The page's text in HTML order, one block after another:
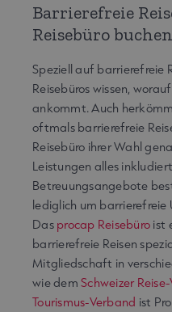
Barrierefreie
Reisebüro buchen
Speziell auf barrierefreie
Reisebüros wissen,
ankommt. Auch
oftmals barrierefreie
Reisebüro ihrer Wahl
Leistungen alles
Betreuungsangebote
lediglich um
Das procap Reisebüro ist
barrierefreie Reisen
Mitgliedschaft in
wie demSchweizer
Tourismus-Verband ist